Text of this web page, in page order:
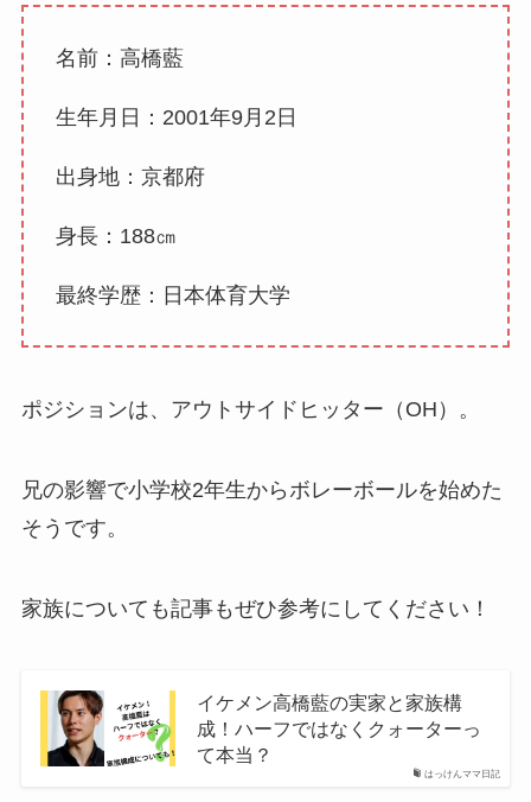
名前：高橋藍
生年月日：2001年9月2日
出身地：京都府
身長：188㎝
最終学歴：日本体育大学
ポジションは、アウトサイドヒッター（OH）。
兄の影響で小学校2年生からボレーボールを始めた
そうです。
家族についても記事もぜひ参考にしてください！
はっけんママ日記
イケメン高橋藍の実家と家族構
成！ハーフではなくクォーターっ
て本当？